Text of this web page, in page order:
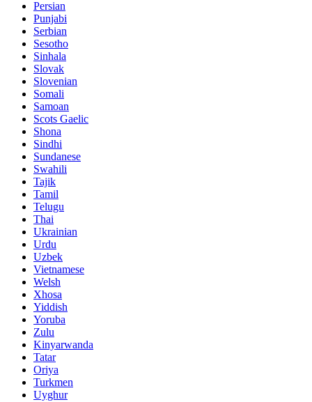
Persian
Punjabi
Serbian
Sesotho
Sinhala
Slovak
Slovenian
Somali
Samoan
Scots Gaelic
Shona
Sindhi
Sundanese
Swahili
Tajik
Tamil
Telugu
Thai
Ukrainian
Urdu
Uzbek
Vietnamese
Welsh
Xhosa
Yiddish
Yoruba
Zulu
Kinyarwanda
Tatar
Oriya
Turkmen
Uyghur